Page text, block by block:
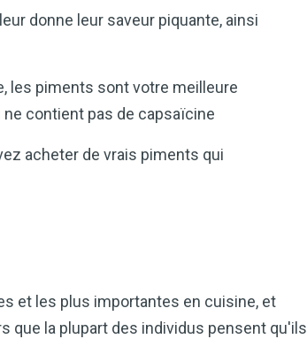
donne leur saveur piquante, ainsi
les piments sont votre meilleure
contient pas de capsaïcine
acheter de vrais piments qui
et les plus importantes en cuisine, et
que la plupart des individus pensent qu'ils